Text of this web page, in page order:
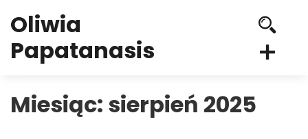
Oliwia
Papatanasis
Miesiąc: sierpień 2025